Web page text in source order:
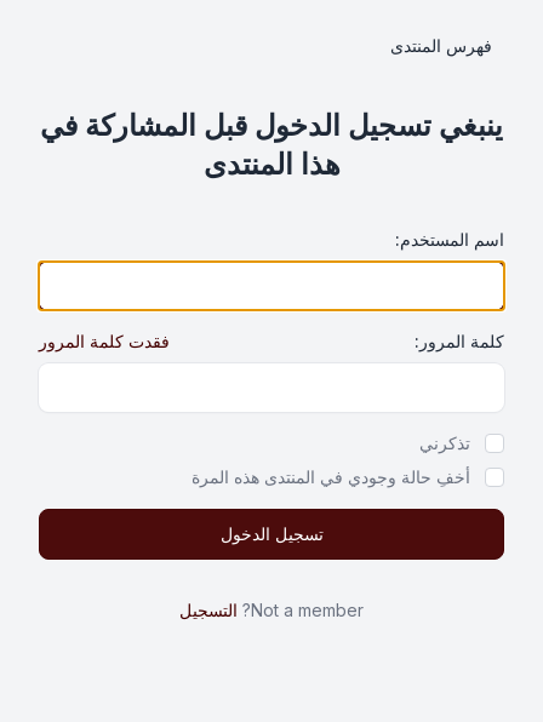
فهرس المنتدى
ينبغي تسجيل الدخول قبل المشاركة في
هذا المنتدى
اسم المستخدم:
كلمة المرور: فقدت كلمة المرور
تذكرني
أخفِ حالة وجودي في المنتدى هذه المرة
Not a member? التسجيل